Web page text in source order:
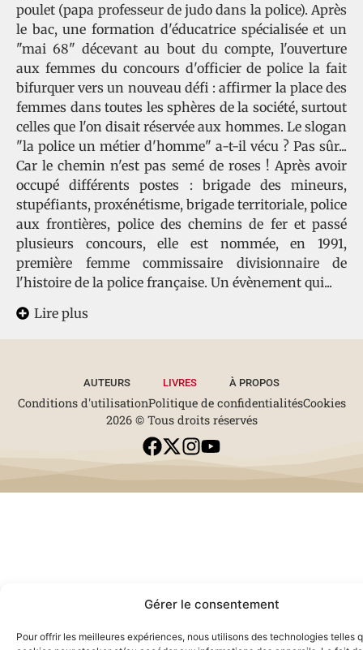
Gérer le consentement
Pour offrir les meilleures expériences, nous utilisons des technologies telles
poulet (papa professeur de judo dans la police). Après
le bac, une formation d'éducatrice spécialisée et un
"mai 68" décevant au bout du compte, l'ouverture
aux femmes du concours d'officier de police la fait
bifurquer vers un nouveau défi : affirmer la place des
femmes dans toutes les sphères de la société, surtout
celles que l'on disait réservée aux hommes. Le slogan
"la police un métier d'homme" a-t-il vécu ? Pas sûr...
Car le chemin n'est pas semé de roses ! Après avoir
occupé différents postes : brigade des mineurs,
stupéfiants, proxénétisme, brigade territoriale, police
aux frontières, police des chemins de fer et passé
plusieurs concours, elle est nommée, en 1991,
première femme commissaire divisionnaire de
l'histoire de la police française. Un évènement qui...
Lire plus
AUTEURS LIVRES À PROPOS
Conditions d'utilisationPolitique de confidentialitésCookies
2026 © Tous droits réservés